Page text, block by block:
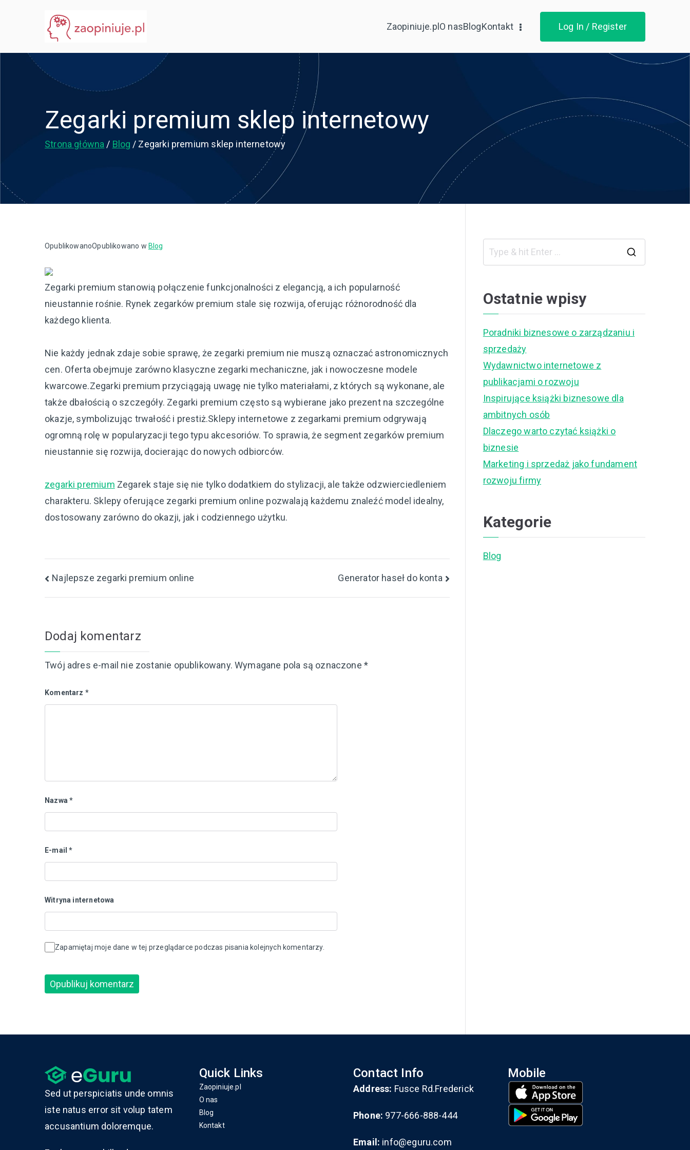
Zaopiniuje.plO nasBlogKontakt Log In / Register
Zegarki premium sklep internetowy
Strona główna Blog Zegarki premium sklep internetowy
OpublikowanoOpublikowano w Blog
Zegarki premium stanowią połączenie funkcjonalności z elegancją, a ich popularność
nieustannie rośnie. Rynek zegarków premium stale się rozwija, oferując różnorodność dla
każdego klienta.
Nie każdy jednak zdaje sobie sprawę, że zegarki premium nie muszą oznaczać astronomicznych
cen. Oferta obejmuje zarówno klasyczne zegarki mechaniczne, jak i nowoczesne modele
kwarcowe.Zegarki premium przyciągają uwagę nie tylko materiałami, z których są wykonane, ale
także dbałością o szczegóły. Zegarki premium często są wybierane jako prezent na szczególne
okazje, symbolizując trwałość i prestiż.Sklepy internetowe z zegarkami premium odgrywają
ogromną rolę w popularyzacji tego typu akcesoriów. To sprawia, że segment zegarków premium
nieustannie się rozwija, docierając do nowych odbiorców.
zegarki premium Zegarek staje się nie tylko dodatkiem do stylizacji, ale także odzwierciedleniem
charakteru. Sklepy oferujące zegarki premium online pozwalają każdemu znaleźć model idealny,
dostosowany zarówno do okazji, jak i codziennego użytku.
Nawigacja
wpisu
Najlepsze zegarki premium online Generator haseł do konta
Dodaj komentarz
Twój adres e-mail nie zostanie opublikowany. Wymagane pola są oznaczone *
Komentarz *
Nazwa*
E-mail*
Witryna internetowa
Zapamiętaj moje dane w tej przeglądarce podczas pisania kolejnych komentarzy.
Ostatnie wpisy
Poradniki biznesowe o zarządzaniu i
sprzedaży
Wydawnictwo internetowe z
publikacjami o rozwoju
Inspirujące książki biznesowe dla
ambitnych osób
Dlaczego warto czytać książki o
biznesie
Marketing i sprzedaż jako fundament
rozwoju firmy
Kategorie
Blog
Sed ut perspiciatis unde omnis
iste natus error sit volup tatem
accusantium doloremque.
Quick Links
Zaopiniuje.pl
O nas
Blog
Kontakt
Contact Info
Address: Fusce Rd.Frederick
Phone: 977-666-888-444
Email: info@eguru.com
Mobile